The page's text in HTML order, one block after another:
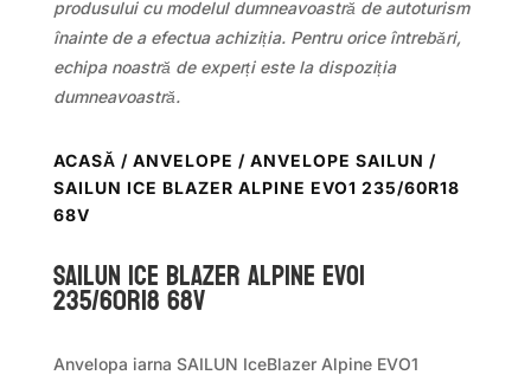
produsului cu modelul dumneavoastră de autoturism
înainte de a efectua achiziția. Pentru orice întrebări,
echipa noastră de experți este la dispoziția
dumneavoastră.
ACASĂ / ANVELOPE / ANVELOPE SAILUN /
SAILUN ICE BLAZER ALPINE EVO1 235/60R18
68V
Sailun ICE BLAZER ALPINE EVO1
235/60R18 68V
Anvelopa iarna SAILUN IceBlazer Alpine EVO1